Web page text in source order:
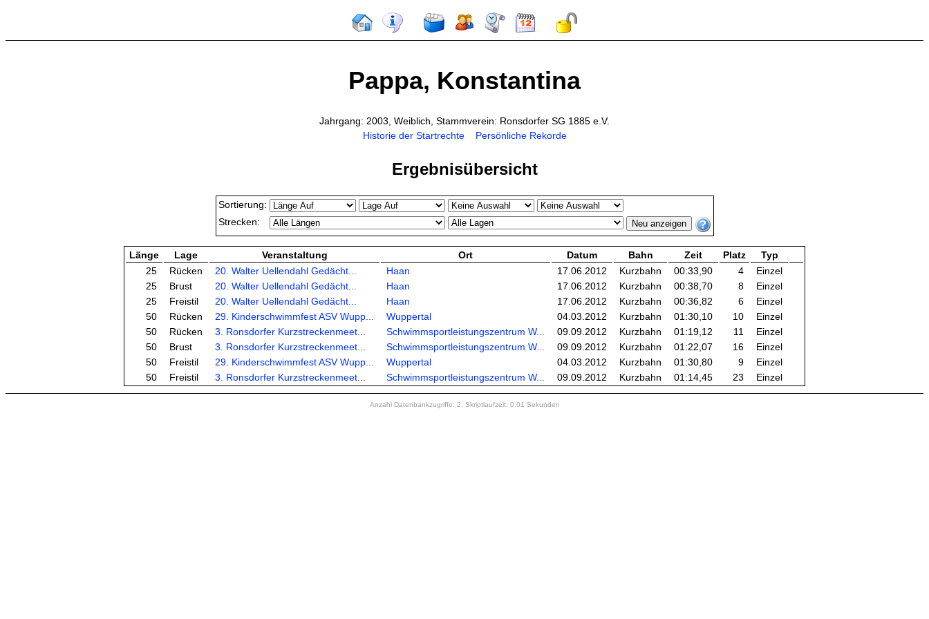
Pappa, Konstantina
Jahrgang: 2003, Weiblich, Stammverein: Ronsdorfer SG 1885 e.V.
Historie der Startrechte
Persönliche Rekorde
Ergebnisübersicht
Sortierung:
Strecken:
Länge Lage Veranstaltung Ort Datum Bahn Zeit Platz
Typ
25
Rücken 20. Walter Uellendahl Gedächt... Haan 17.06.2012 Kurzbahn 00:33,90 4
Einzel
25
Brust 20. Walter Uellendahl Gedächt... Haan 17.06.2012 Kurzbahn 00:38,70 8
Einzel
25
Freistil 20. Walter Uellendahl Gedächt... Haan 17.06.2012 Kurzbahn 00:36,82 6
Einzel
50
Rücken 29. Kinderschwimmfest ASV Wupp... Wuppertal 04.03.2012 Kurzbahn 01:30,10 10
Einzel
50
Rücken 3. Ronsdorfer Kurzstreckenmeet... Schwimmsportleistungszentrum W... 09.09.2012 Kurzbahn 01:19,12 11
Einzel
50
Brust 3. Ronsdorfer Kurzstreckenmeet... Schwimmsportleistungszentrum W... 09.09.2012 Kurzbahn 01:22,07 16
Einzel
50
Freistil 29. Kinderschwimmfest ASV Wupp... Wuppertal 04.03.2012 Kurzbahn 01:30,80 9
Einzel
50
Freistil 3. Ronsdorfer Kurzstreckenmeet... Schwimmsportleistungszentrum W... 09.09.2012 Kurzbahn 01:14,45 23 Einzel
Anzahl Datenbankzugriffe: 2, Skriptlaufzeit: 0.01 Sekunden